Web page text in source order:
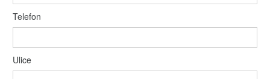
Telefon
Ulice